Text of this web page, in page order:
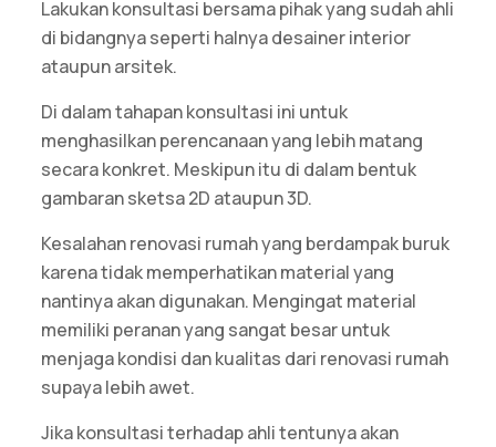
Lakukan konsultasi bersama pihak yang sudah ahli
di bidangnya seperti halnya desainer interior
ataupun arsitek.
Di dalam tahapan konsultasi ini untuk
menghasilkan perencanaan yang lebih matang
secara konkret. Meskipun itu di dalam bentuk
gambaran sketsa 2D ataupun 3D.
Kesalahan renovasi rumah yang berdampak buruk
karena tidak memperhatikan material yang
nantinya akan digunakan. Mengingat material
memiliki peranan yang sangat besar untuk
menjaga kondisi dan kualitas dari renovasi rumah
supaya lebih awet.
Jika konsultasi terhadap ahli tentunya akan